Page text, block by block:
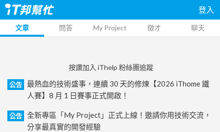
登入
文章 問答 My Project 徵才 聊天
按讚加入 iThelp 粉絲團追蹤
公告
最熱血的技術盛事，連續 30 天的修煉【2026 iThome 鐵
人賽】8 月 1 日賽事正式開啟！
公告
全新專區「My Project」正式上線！邀請你用技術交流，
分享最真實的開發經驗